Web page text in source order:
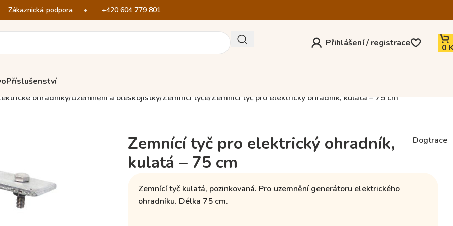
Zákaznická podpora • +420 604 779 801
Přihlášení / registrace 0
Příslušenství
ohradníky Uzemnění a bleskojistky Zemnící tyče Zemnící tyč pro elektrický ohradník, kulatá – 75 cm
Zemnící tyč pro elektrický ohradník,
kulatá – 75 cm
Dogtrace
Zemnící tyč kulatá, pozinkovaná. Pro uzemnění generátoru elektrického
ohradníku. Délka 75 cm.